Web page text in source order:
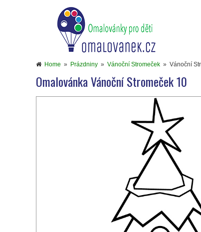
Home » Prázdniny » Vánoční Stromeček » Vánoční
Omalovánka Vánoční Stromeček 10